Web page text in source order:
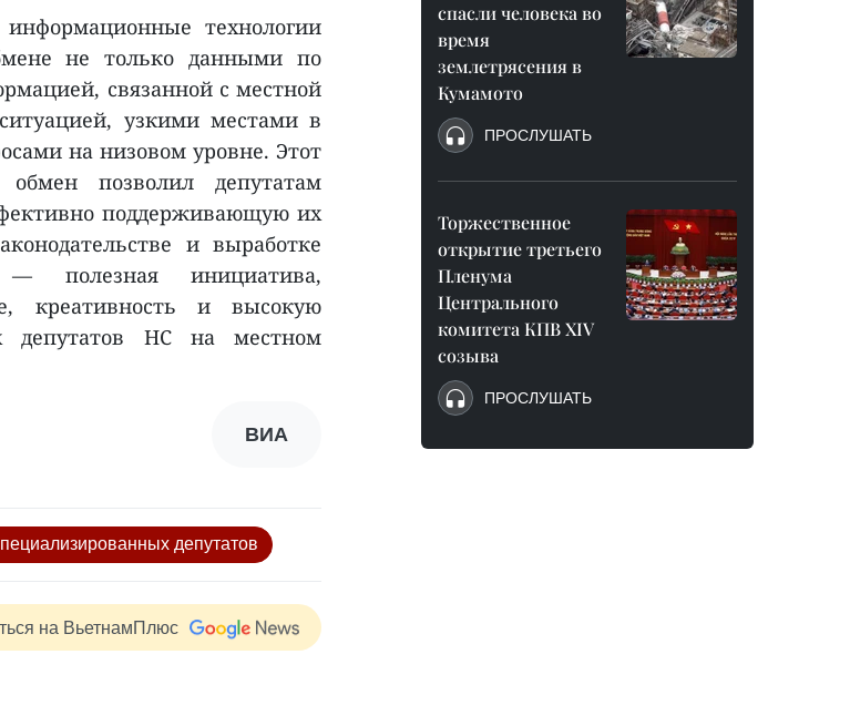
технологии
не только данными по
связанной с местной
узкими местами в
на низовом уровне. Этот
позволил депутатам
поддерживающую их
и выработке
полезная инициатива,
креативность и высокую
депутатов НС на местном
ВИА
депутатов
на ВьетнамПлюс
спасли человека во
время
землетрясения в
Кумамото
ПРОСЛУШАТЬ
Торжественное
открытие третьего
Пленума
Центрального
комитета КПВ XIV
созыва
ПРОСЛУШАТЬ